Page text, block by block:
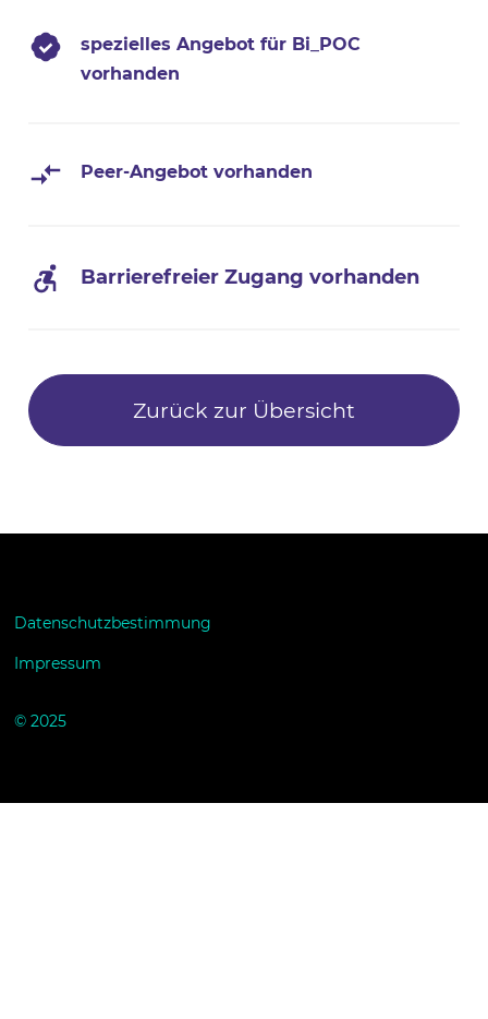
spezielles Angebot für Bi_POC
vorhanden
Peer-Angebot vorhanden
Barrierefreier Zugang vorhanden
Zurück zur Übersicht
© 2025
Datenschutzbestimmung
Impressum